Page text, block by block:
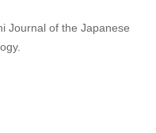
Journal of the Japanese